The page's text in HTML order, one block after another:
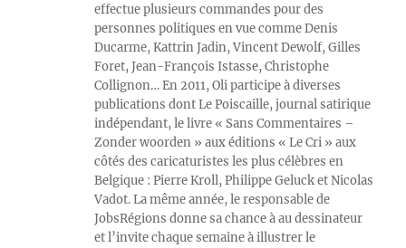
effectue plusieurs commandes pour des
personnes politiques en vue comme Denis
Ducarme, Kattrin Jadin, Vincent Dewolf, Gilles
Foret, Jean-François Istasse, Christophe
Collignon… En 2011, Oli participe à diverses
publications dont Le Poiscaille, journal satirique
indépendant, le livre « Sans Commentaires –
Zonder woorden » aux éditions « Le Cri » aux
côtés des caricaturistes les plus célèbres en
Belgique : Pierre Kroll, Philippe Geluck et Nicolas
Vadot. La même année, le responsable de
JobsRégions donne sa chance à au dessinateur
et l’invite chaque semaine à illustrer le